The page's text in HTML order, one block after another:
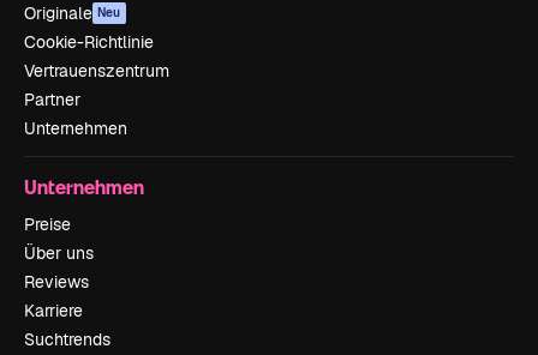
Originale Neu
Cookie-Richtlinie
Vertrauenszentrum
Partner
Unternehmen
Unternehmen
Preise
Über uns
Reviews
Karriere
Suchtrends